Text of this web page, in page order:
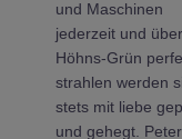
und Maschinen
jederzeit und
Höhns-Grün
strahlen werden
stets mit liebe
und gehegt. Peter